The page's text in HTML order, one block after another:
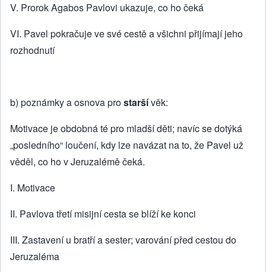
V. Prorok Agabos Pavlovi ukazuje, co ho čeká
VI. Pavel pokračuje ve své cestě a všichni přijímají jeho
rozhodnutí
b) poznámky a osnova prostaršívěk:
Motivace je obdobná té pro mladší děti; navíc se dotýká
„posledního“ loučení, kdy lze navázat na to, že Pavel už
věděl, co ho v Jeruzalémě čeká.
I. Motivace
II. Pavlova třetí misijní cesta se blíží ke konci
III. Zastavení u bratří a sester; varování před cestou do
Jeruzaléma